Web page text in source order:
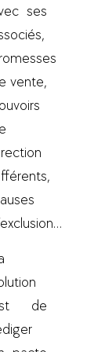
ses
vente,
de